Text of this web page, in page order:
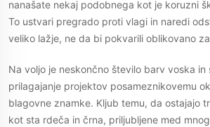
nanašate nekaj podobnega kot je koruzni
To ustvari pregrado proti vlagi in naredi
veliko lažje, ne da bi pokvarili oblikovano
Na voljo je neskončno število barv voska
prilagajanje projektov posameznikovemu
blagovne znamke. Kljub temu, da ostajajo
kot sta rdeča in črna, priljubljene med